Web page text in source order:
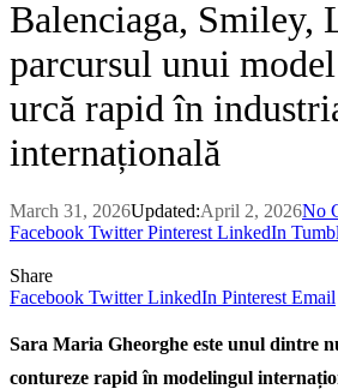
Balenciaga, Smiley,
parcursul unui
urcă rapid în
internațională
March 31, 2026Updated:April 2, 2026No
Facebook Twitter Pinterest LinkedIn
Share
Facebook Twitter LinkedIn Pinterest Email
Sara Maria Gheorghe este unul dintre
contureze rapid în modelingul